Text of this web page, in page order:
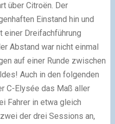
über Citroën. Der
Einstand hin und
einer Dreifachführung
Abstand war nicht einmal
auf einer Runde zwischen
Auch in den folgenden
C-Elysée das Maß aller
Fahrer in etwa gleich
der drei Sessions an,